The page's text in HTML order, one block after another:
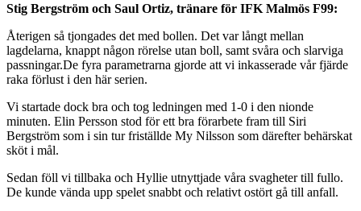
Stig Bergström och Saul Ortiz, tränare för IFK Malmös F99:
Återigen så tjongades det med bollen. Det var långt mellan
lagdelarna, knappt någon rörelse utan boll, samt svåra och slarviga
passningar.De fyra parametrarna gjorde att vi inkasserade vår fjärde
raka förlust i den här serien.
Vi startade dock bra och tog ledningen med 1-0 i den nionde
minuten. Elin Persson stod för ett bra förarbete fram till Siri
Bergström som i sin tur friställde My Nilsson som därefter behärskat
sköt i mål.
Sedan föll vi tillbaka och Hyllie utnyttjade våra svagheter till fullo.
De kunde vända upp spelet snabbt och relativt ostört gå till anfall.